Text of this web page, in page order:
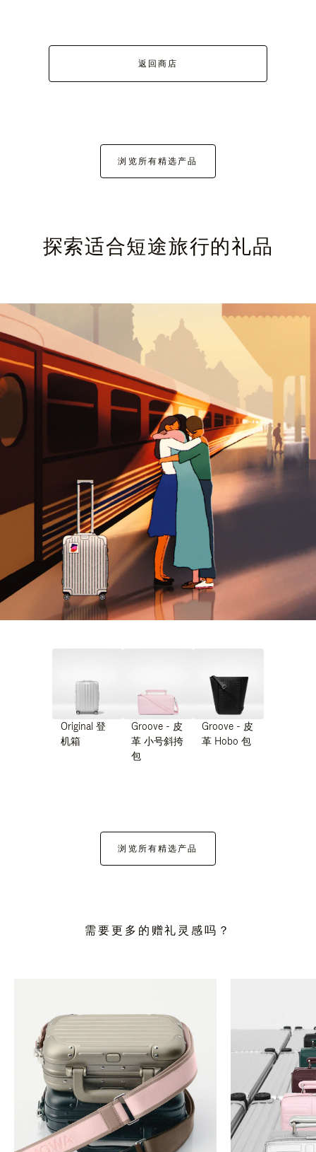
返回商店
浏览所有精选产品
探索适合短途旅行的礼品
Original 登
机箱
Groove - 皮
革 小号斜挎
包
Groove - 皮
革 Hobo 包
浏览所有精选产品
需要更多的赠礼灵感吗？